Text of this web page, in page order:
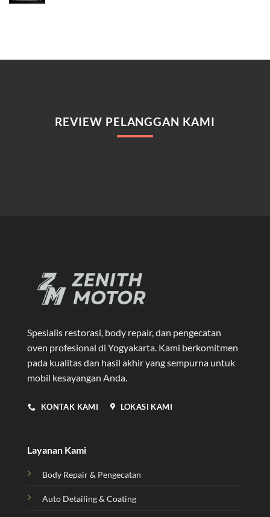
REVIEW PELANGGAN KAMI
Spesialis restorasi, body repair, dan pengecatan
oven profesional di Yogyakarta . Kami berkomitmen
pada kualitas dan hasil akhir yang sempurna untuk
mobil kesayangan Anda.
KONTAK KAMI LOKASI KAMI
Layanan Kami
Body Repair & Pengecatan
Auto Detailing & Coating